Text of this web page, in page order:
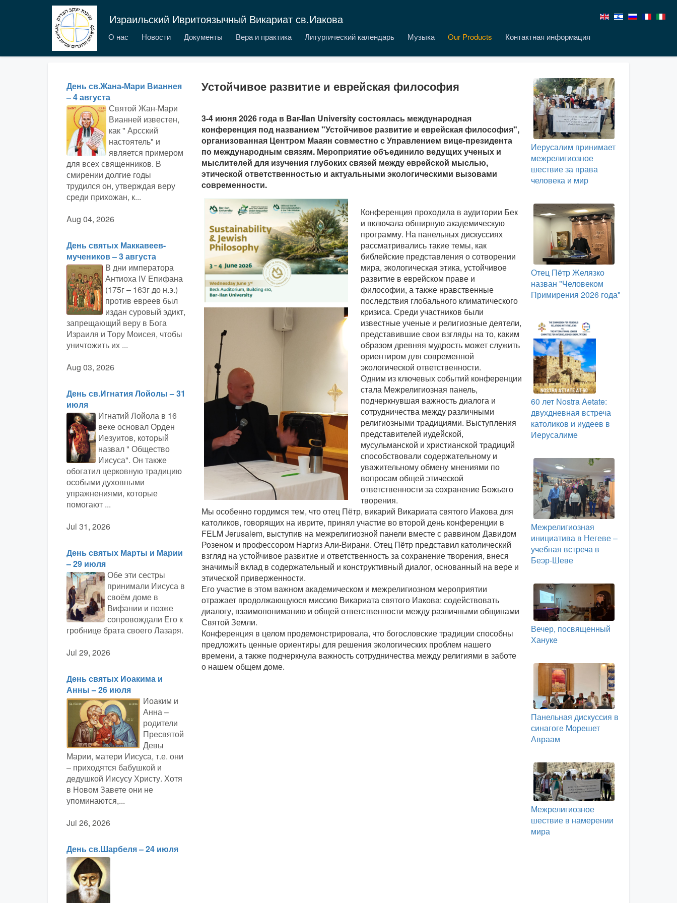
Израильский Ивритоязычный Викариат св.Иакова
О нас Новости Документы Вера и практика Литургический календарь Музыка Our Products Контактная информация
День св.Жана-Мари Вианнея
– 4 августа
Святой Жан-Мари
Вианней известен,
как " Арсский
настоятель" и
является примером
для всех священников. В
смирении долгие годы
трудился он, утверждая веру
среди прихожан, к...
Aug 04, 2026
День святых Маккавеев-
мучеников – 3 августа
В дни императора
Антиоха IV Епифана
(175г – 163г до н.э.)
против евреев был
издан суровый эдикт,
запрещающий веру в Бога
Израиля и Тору Моисея, чтобы
уничтожить их ...
Aug 03, 2026
День св.Игнатия Лойолы – 31
июля
Игнатий Лойола в 16
веке основал Орден
Иезуитов, который
назвал " Общество
Иисуса". Он также
обогатил церковную традицию
особыми духовными
упражнениями, которые
помогают ...
Jul 31, 2026
День святых Марты и Марии
– 29 июля
Обе эти сестры
принимали Иисуса в
своём доме в
Вифании и позже
сопровождали Его к
гробнице брата своего Лазаря.
Jul 29, 2026
День святых Иоакима и
Анны – 26 июля
Иоаким и
Анна –
родители
Пресвятой
Девы
Марии, матери Иисуса, т.е. они
– приходятся бабушкой и
дедушкой Иисусу Христу. Хотя
в Новом Завете они не
упоминаются,...
Jul 26, 2026
День св.Шарбеля – 24 июля
Устойчивое развитие и еврейская философия
3-4 июня 2026 года в Bar-Ilan University состоялась международная
конференция под названием "Устойчивое развитие и еврейская философия",
организованная Центром Мааян совместно с Управлением вице-президента
по международным связям. Мероприятие объединило ведущих ученых и
мыслителей для изучения глубоких связей между еврейской мыслью,
этической ответственностью и актуальными экологическими вызовами
современности.
Конференция проходила в аудитории Бек
и включала обширную академическую
программу. На панельных дискуссиях
рассматривались такие темы, как
библейские представления о сотворении
мира, экологическая этика, устойчивое
развитие в еврейском праве и
философии, а также нравственные
последствия глобального климатического
кризиса. Среди участников были
известные ученые и религиозные деятели,
представившие свои взгляды на то, каким
образом древняя мудрость может служить
ориентиром для современной
экологической ответственности.
Одним из ключевых событий конференции
стала Межрелигиозная панель,
подчеркнувшая важность диалога и
сотрудничества между различными
религиозными традициями. Выступления
представителей иудейской,
мусульманской и христианской традиций
способствовали содержательному и
уважительному обмену мнениями по
вопросам общей этической
ответственности за сохранение Божьего
творения.
Мы особенно гордимся тем, что отец Пётр, викарий Викариата святого Иакова для
католиков, говорящих на иврите, принял участие во второй день конференции в
FELM Jerusalem, выступив на межрелигиозной панели вместе с раввином Давидом
Розеном и профессором Наргиз Али-Вирани. Отец Пётр представил католический
взгляд на устойчивое развитие и ответственность за сохранение творения, внеся
значимый вклад в содержательный и конструктивный диалог, основанный на вере и
этической приверженности.
Его участие в этом важном академическом и межрелигиозном мероприятии
отражает продолжающуюся миссию Викариата святого Иакова: содействовать
диалогу, взаимопониманию и общей ответственности между различными общинами
Святой Земли.
Конференция в целом продемонстрировала, что богословские традиции способны
предложить ценные ориентиры для решения экологических проблем нашего
времени, а также подчеркнула важность сотрудничества между религиями в заботе
о нашем общем доме.
Иерусалим принимает
межрелигиозное
шествие за права
человека и мир
Отец Пётр Желязко
назван "Человеком
Примирения 2026 года"
60 лет Nostra Aetate:
двухдневная встреча
католиков и иудеев в
Иерусалиме
Межрелигиозная
инициатива в Негеве –
учебная встреча в
Беэр-Шеве
Вечер, посвященный
Хануке
Панельная дискуссия в
синагоге Морешет
Авраам
Межрелигиозное
шествие в намерении
мира